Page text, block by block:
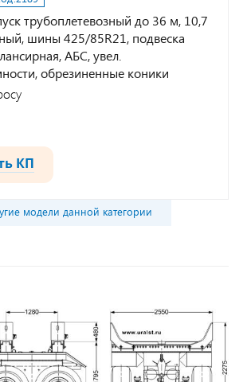
трубоплетевозный до 36 м, 10,7
шины 425/85R21, подвеска
АБС, увел.
обрезиненные коники
КП
модели данной категории